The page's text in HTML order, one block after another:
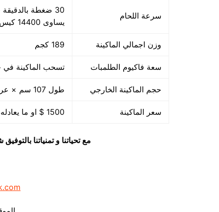
سرعة اللحام
يساوى 14400 كيس بالساعة بمقاس مبدئي
وزن اجمالي الماكينة 189 كجم
سعة فاكيوم الطلمبات تسحب الماكينة في حدود 40 متر مكعب هواء فاكيوم من
حجم الماكينة الخارجي طول 107 سم × عرض 85 سم × ارتفاع 105 سم
سعر الماكينة 1500 $ او ما يعادله بالجنيه المصرى
مع تحياتنا و تمنياتنا